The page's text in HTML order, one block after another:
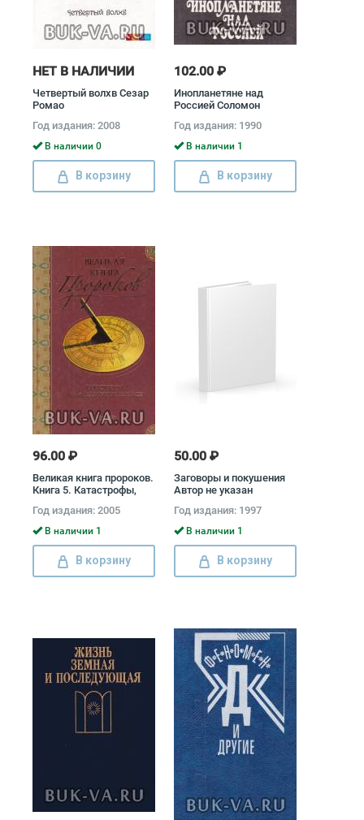
НЕТ В НАЛИЧИИ
Четвертый волхв Сезар
Ромао
Год издания: 2008
В наличии 0
В корзину
102.00 ₽
Инопланетяне над
Россией Соломон
Год издания: 1990
В наличии 1
В корзину
96.00 ₽
Великая книга пророков.
Книга 5. Катастрофы,
Год издания: 2005
В наличии 1
В корзину
50.00 ₽
Заговоры и покушения
Автор не указан
Год издания: 1997
В наличии 1
В корзину